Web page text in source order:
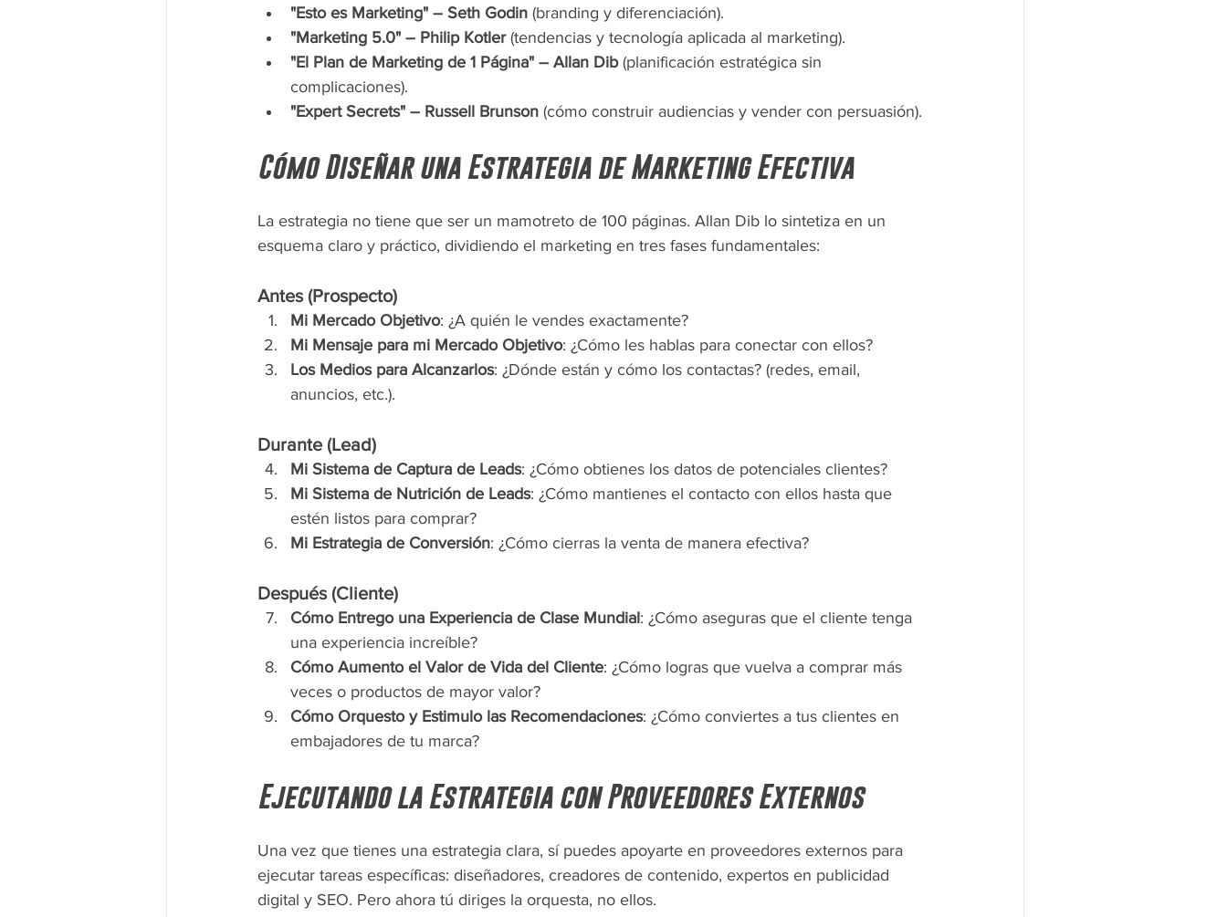
"Esto es Marketing" – Seth Godin (branding y diferenciación).
"Marketing 5.0" – Philip Kotler (tendencias y tecnología aplicada al marketing).
"El Plan de Marketing de 1 Página" – Allan Dib (planificación estratégica sin
complicaciones).
"Expert Secrets" – Russell Brunson (cómo construir audiencias y vender con persuasión).
Cómo Diseñar una Estrategia de Marketing Efectiva
La estrategia no tiene que ser un mamotreto de 100 páginas. Allan Dib lo sintetiza en un
esquema claro y práctico, dividiendo el marketing en tres fases fundamentales:
Antes (Prospecto)
Mi Mercado Objetivo: ¿A quién le vendes exactamente?
Mi Mensaje para mi Mercado Objetivo: ¿Cómo les hablas para conectar con ellos?
Los Medios para Alcanzarlos: ¿Dónde están y cómo los contactas? (redes, email,
anuncios, etc.).
Durante (Lead)
Mi Sistema de Captura de Leads: ¿Cómo obtienes los datos de potenciales clientes?
Mi Sistema de Nutrición de Leads: ¿Cómo mantienes el contacto con ellos hasta que
estén listos para comprar?
Mi Estrategia de Conversión: ¿Cómo cierras la venta de manera efectiva?
Después (Cliente)
Cómo Entrego una Experiencia de Clase Mundial: ¿Cómo aseguras que el cliente tenga
una experiencia increíble?
Cómo Aumento el Valor de Vida del Cliente: ¿Cómo logras que vuelva a comprar más
veces o productos de mayor valor?
Cómo Orquesto y Estimulo las Recomendaciones: ¿Cómo conviertes a tus clientes en
embajadores de tu marca?
Ejecutando la Estrategia con Proveedores Externos
Una vez que tienes una estrategia clara, sí puedes apoyarte en proveedores externos para
ejecutar tareas específicas: diseñadores, creadores de contenido, expertos en publicidad
digital y SEO. Pero ahora tú diriges la orquesta, no ellos.